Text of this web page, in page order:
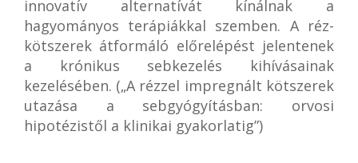
innovatív alternatívát kínálnak a
hagyományos terápiákkal szemben. A réz-
kötszerek átformáló előrelépést jelentenek
a krónikus sebkezelés kihívásainak
kezelésében. („A rézzel impregnált kötszerek
utazása a sebgyógyításban: orvosi
hipotézistől a klinikai gyakorlatig”)